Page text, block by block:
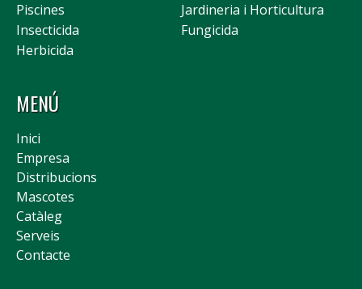
Piscines
Jardineria i Horticultura
Insecticida
Fungicida
Herbicida
MENÚ
Inici
Empresa
Distribucions
Mascotes
Catàleg
Serveis
Contacte